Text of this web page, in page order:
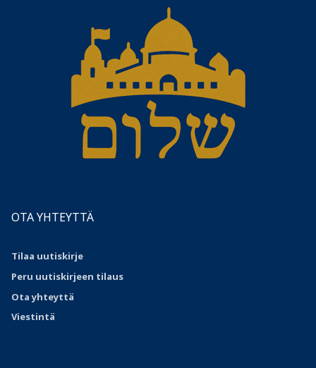
OTA YHTEYTTÄ
Tilaa uutiskirje
Peru uutiskirjeen tilaus
Otayhteyttä
Viestintä